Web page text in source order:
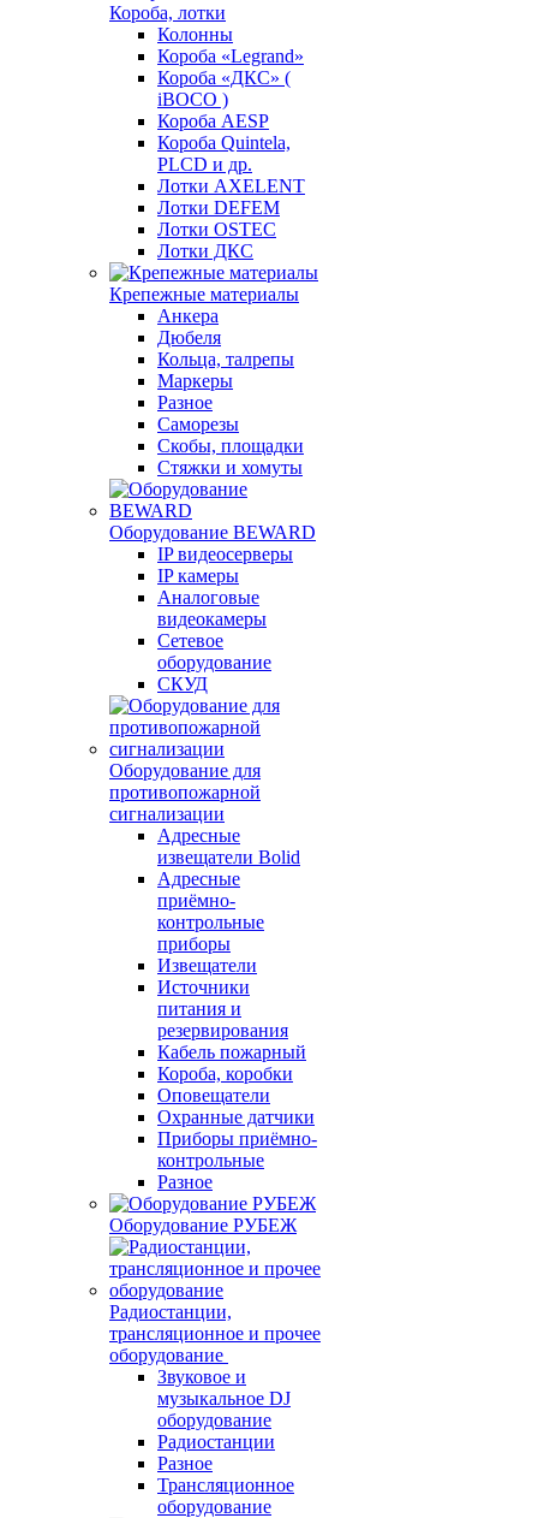
Короба, лотки
Колонны
Короба «Legrand»
Короба «ДКС» (
iBOCO )
Короба AESP
Короба Quintela,
PLCD и др.
Лотки AXELENT
Лотки DEFEM
Лотки OSTEC
Лотки ДКС
Крепежные материалы
Анкера
Дюбеля
Кольца, талрепы
Маркеры
Разное
Саморезы
Скобы, площадки
Стяжки и хомуты
Оборудование BEWARD
IP видеосерверы
IP камеры
Аналоговые
видеокамеры
Сетевое
оборудование
СКУД
Оборудование для
противопожарной
сигнализации
Адресные
извещатели Bolid
Адресные
приёмно-
контрольные
приборы
Извещатели
Источники
питания и
резервирования
Кабель пожарный
Короба, коробки
Оповещатели
Охранные датчики
Приборы приёмно-
контрольные
Разное
Оборудование РУБЕЖ
Радиостанции,
трансляционное и прочее
оборудование
Звуковое и
музыкальное DJ
оборудование
Радиостанции
Разное
Трансляционное
оборудование